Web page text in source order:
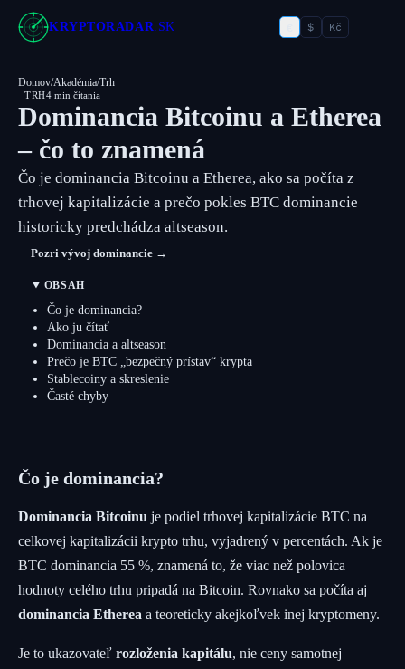
KRYPTORADAR.SK $ Kč
Domov/Akadémia/Trh
TRH4 min čítania
Dominancia Bitcoinu a Etherea
– čo to znamená
Čo je dominancia Bitcoinu a Etherea, ako sa počíta z
trhovej kapitalizácie a prečo pokles BTC dominancie
historicky predchádza altseason.
Pozri vývoj dominancie →
Čo je dominancia?
Dominancia Bitcoinu je podiel trhovej kapitalizácie BTC na
celkovej kapitalizácii krypto trhu, vyjadrený v percentách. Ak je
BTC dominancia 55 %, znamená to, že viac než polovica
hodnoty celého trhu pripadá na Bitcoin. Rovnako sa počíta aj
dominancia Etherea a teoreticky akejkoľvek inej kryptomeny.
Je to ukazovateľ rozloženia kapitálu, nie ceny samotnej –
OBSAH
Čo je dominancia?
Ako ju čítať
Dominancia a altseason
Prečo je BTC „bezpečný prístav“ krypta
Stablecoiny a skreslenie
Časté chyby